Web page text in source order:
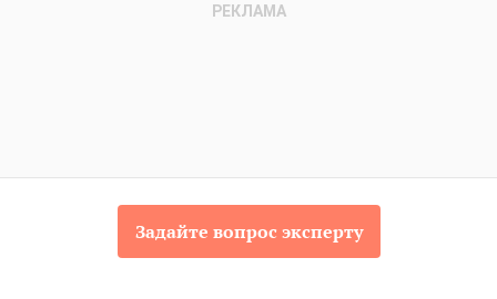
Задайте вопрос эксперту